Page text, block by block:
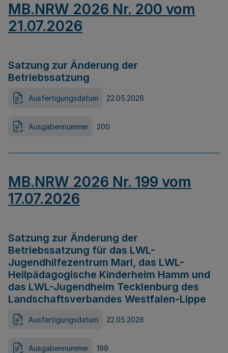
MB.NRW 2026 Nr. 200 vom
21.07.2026
Satzung zur Änderung der
Betriebssatzung
Ausfertigungsdatum 22.05.2026
Ausgabennummer 200
MB.NRW 2026 Nr. 199 vom
17.07.2026
Satzung zur Änderung der
Betriebssatzung für das LWL-
Jugendhilfezentrum Marl, das LWL-
Heilpädagogische Kinderheim Hamm und
das LWL-Jugendheim Tecklenburg des
Landschaftsverbandes Westfalen-Lippe
Ausfertigungsdatum 22.05.2026
Ausgabennummer 199